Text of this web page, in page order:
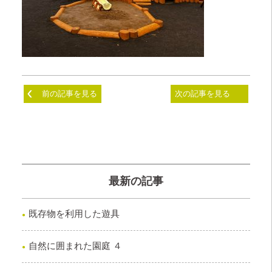
前の記事を見る 次の記事を見る
最新の記事
既存物を利用した遊具
自然に囲まれた園庭 ４